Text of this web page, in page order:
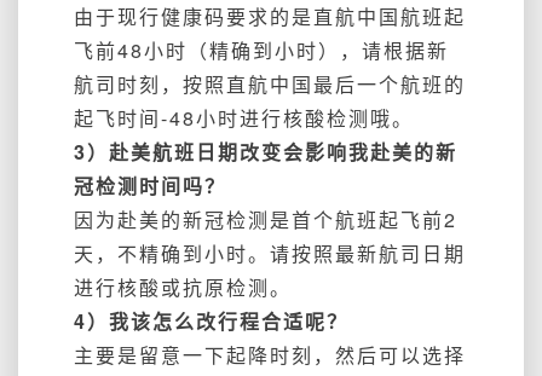
由于现行健康码要求的是直航中国航班起
飞前48小时（精确到小时），请根据新
航司时刻，按照直航中国最后一个航班的
起飞时间-48小时进行核酸检测哦。
3）赴美航班日期改变会影响我赴美的新
冠检测时间吗？
因为赴美的新冠检测是首个航班起飞前2
天，不精确到小时。请按照最新航司日期
进行核酸或抗原检测。
4）我该怎么改行程合适呢？
主要是留意一下起降时刻，然后可以选择